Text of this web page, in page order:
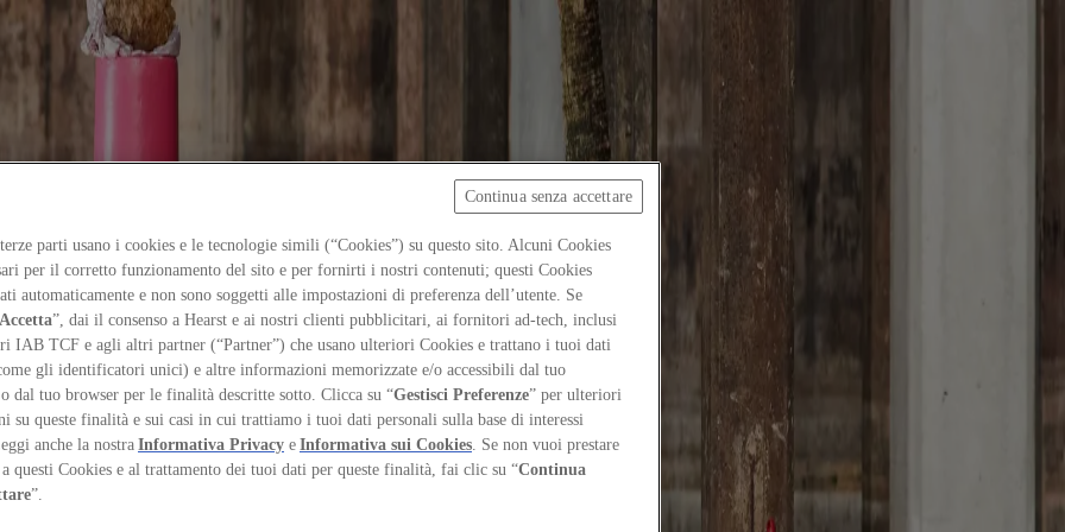
parti usano i cookies e le tecnologie simili (“Cookies”) su questo sito. Alcuni Cookies
per il corretto funzionamento del sito e per fornirti i nostri contenuti; questi Cookies
automaticamente e non sono soggetti alle impostazioni di preferenza dell’utente. Se
Accetta”, dai il consenso a Hearst e ai nostri clienti pubblicitari, ai fornitori ad-tech, inclusi
IAB TCF e agli altri partner (“Partner”) che usano ulteriori Cookies e trattano i tuoi dati
gli identificatori unici) e altre informazioni memorizzate e/o accessibili dal tuo
dal tuo browser per le finalità descritte sotto. Clicca su “Gestisci Preferenze” per ulteriori
su queste finalità e sui casi in cui trattiamo i tuoi dati personali sulla base di interessi
anche la nostraInformativa Privacy eInformativa sui Cookies. Se non vuoi prestare
a questi Cookies e al trattamento dei tuoi dati per queste finalità, fai clic su “Continua
”.
Continua senza accettare